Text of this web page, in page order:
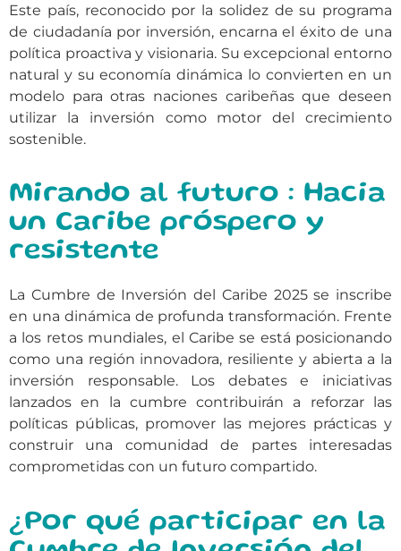
Este país, reconocido por la solidez de su programa
de ciudadanía por inversión, encarna el éxito de una
política proactiva y visionaria. Su excepcional entorno
natural y su economía dinámica lo convierten en un
modelo para otras naciones caribeñas que deseen
utilizar la inversión como motor del crecimiento
sostenible.
Mirando al futuro : Hacia
un Caribe próspero y
resistente
La Cumbre de Inversión del Caribe 2025 se inscribe
en una dinámica de profunda transformación. Frente
a los retos mundiales, el Caribe se está posicionando
como una región innovadora, resiliente y abierta a la
inversión responsable. Los debates e iniciativas
lanzados en la cumbre contribuirán a reforzar las
políticas públicas, promover las mejores prácticas y
construir una comunidad de partes interesadas
comprometidas con un futuro compartido.
¿Por qué participar en la